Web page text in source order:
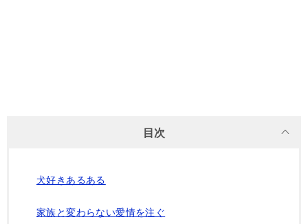
目次
犬好きあるある
家族と変わらない愛情を注ぐ